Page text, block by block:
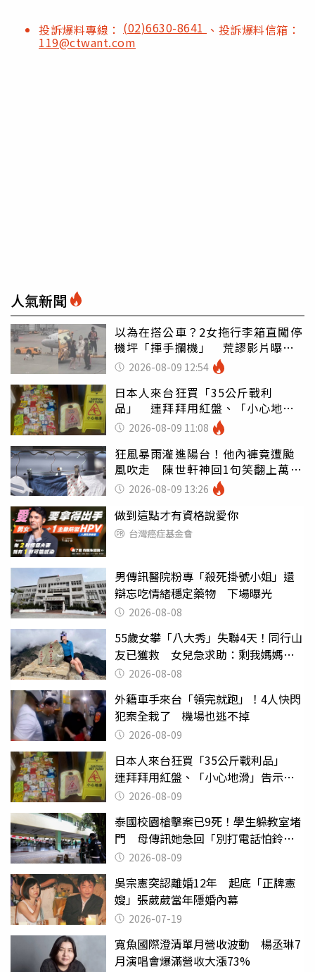
投訴爆料專線： (02)6630-8641 、投訴爆料信箱：
119@ctwant.com
人氣新聞
以為在搭公車？2女拖行李箱直闖停
機坪「揮手攔機」 荒謬影片曝網
傻眼2026-08-09 12:54
日本人來台狂買「35公斤戰利
品」 連拜拜用紅盤、「小心地
滑」告示牌也帶回家
2026-08-09 11:08
狂風暴雨灌進陽台！他內褲竟遭颱
風吹走 陳世軒神回1句笑翻上萬網
友 2026-08-09 13:26
做到這點才有資格說愛你
台灣癌症基金會
男傳訊醫院粉專「殺死掛號小姐」還
辯忘吃情緒穩定藥物 下場曝光
2026-08-08
55歲女攀「八大秀」失聯4天！同行山
友已獲救 女兒急求助：剩我媽媽還
沒找到
2026-08-08
外籍車手來台「領完就跑」！4人快閃
犯案全栽了 機場也逃不掉
2026-08-09
日本人來台狂買「35公斤戰利品」
連拜拜用紅盤、「小心地滑」告示牌
也帶回家
2026-08-09
泰國校園槍擊案已9死！學生躲教室堵
門 母傳訊她急回「別打電話怕鈴
響」2026-08-09
吳宗憲突認離婚12年 起底「正牌憲
嫂」張葳葳當年隱婚內幕
2026-07-19
寬魚國際澄清單月營收波動 楊丞琳7
月演唱會爆滿營收大漲73%